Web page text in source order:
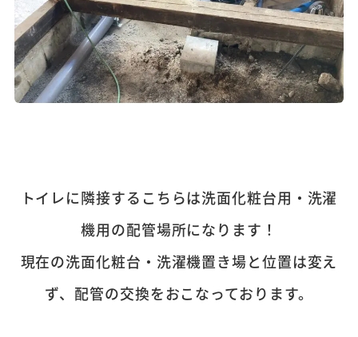
トイレに隣接するこちらは洗面化粧台用・洗濯
機用の配管場所になります！
現在の洗面化粧台・洗濯機置き場と位置は変え
ず、配管の交換をおこなっております。